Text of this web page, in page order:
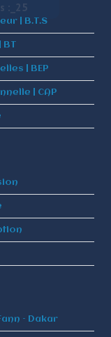
| B.T.S
| BEP
| CAP
– Dakar
25